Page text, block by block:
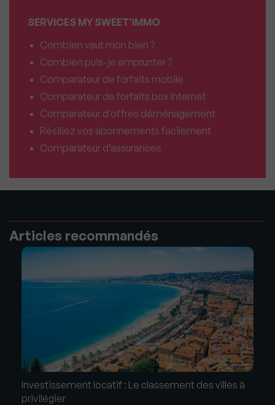
SERVICES MY SWEET'IMMO
Combien vaut mon bien ?
Combien puis-je emprunter ?
Comparateur de forfaits mobile
Comparateur de forfaits box Internet
Comparateur d’offres déménagement
Résiliez vos abonnements facilement
Comparateur d’assurances
Articles recommandés
Investissement locatif : Le classement des villes à
privilégier